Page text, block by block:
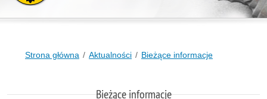
Strona główna Aktualności Bieżące informacje
Bieżące informacje